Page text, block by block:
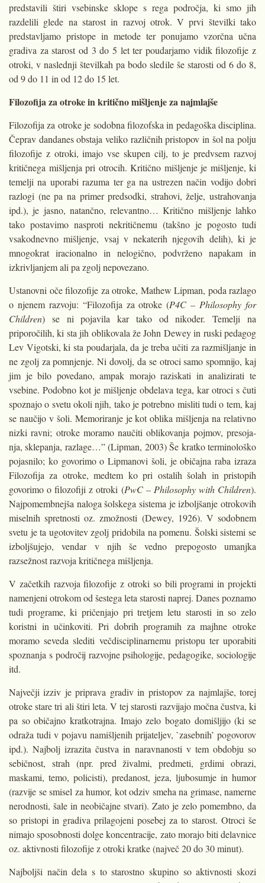
pred­stavili štiri vsebinske sklope s rega področja, ki smo jih
razdelili glede na starost in razvoj otrok. V prvi številki tako
predstavljamo pristope in metode ter ponujamo vzorčna učna
gradiva za starost od 3 do 5 let ter poudarjamo vidik filozofije z
otroki, v naslednji številkah pa bodo sledile še starosti od 6 do 8,
od 9 do 11 in od 12 do 15 let.
Filozofija za otroke in kritično mišljenje za najmlajše
Filozofija za otroke je sodobna filozofska in pedagoška disciplina.
Čeprav dandanes obstaja veliko različ­nih pristopov in šol na polju
filozofije z otroki, imajo vse skupen cilj, to je predvsem razvoj
kritičnega mišljenja pri otrocih. Kritično mišljenje je mi­šljenje, ki
temelji na uporabi razuma ter ga na ustrezen način vodijo dobri
razlogi (ne pa na primer predsodki, strahovi, želje, ustrahovanja
ipd.), je jasno, natančno, relevantno… Kritično mišljenje lahko
tako postavimo nasproti nekritičnemu (takšno je pogosto tudi
vsakodnevno mišljenje, vsaj v nekaterih njegovih delih), ki je
mnogokrat iracionalno in nelogično, podvrženo napakam in
izkrivljanjem ali pa zgolj nepovezano.
Ustanovni oče filozofije za otro­ke, Mathew Lipman, poda razlago
o njenem razvoju: “Filozofija za otro­ke (P4C – Philosophy for
Children) se ni pojavila kar tako od nikoder. Temelji na
priporočilih, ki sta jih oblikovala že John Dewey in ruski pedagog
Lev Vigotski, ki sta poudarjala, da je treba učiti za razmišljanje in
ne zgolj za po­mnjenje. Ni dovolj, da se otroci samo spomnijo, kaj
jim je bilo povedano, ampak morajo raziskati in analizirati te
vsebine. Podobno kot je mišljenje obdelava tega, kar otroci s čuti
spoznajo o svetu okoli njih, tako je potrebno misliti tudi o tem, kaj
se naučijo v šoli. Memoriranje je kot oblika mišljenja na relativno
nizki ravni; otroke moramo naučiti oblikovanja pojmov, presoja­
nja, sklepanja, razlage…” (Lipman, 2003) Še kratko terminološko
poja­snilo; ko govorimo o Lipmanovi šoli, je običajna raba izraza
Filozofija za otroke, medtem ko pri ostalih šolah in pristopih
govorimo o filozofiji z otroki (PwC – Philosophy with Children).
Najpomembnejša naloga šolskega sis­tema je izboljšanje otrokovih
misel­nih spretnosti oz. zmožnosti (Dewey, 1926). V sodobnem
svetu je ta ugotovi­tev zgolj pridobila na pomenu. Šolski sistemi se
izboljšujejo, vendar v njih še vedno prepogosto umanjka
razsežnost razvoja kritičnega mišljenja.
V začetkih razvoja filozofije z otroki so bili programi in projekti
namenje­ni otrokom od šestega leta starosti naprej. Danes po­znamo
tudi programe, ki pričenjajo pri tretjem letu starosti in so zelo
koristni in učinkoviti. Pri dobrih programih za majhne otro­ke
moramo seveda slediti večdisciplinarnemu pristo­pu ter uporabiti
spoznanja s področij razvojne psiho­logije, pedagogike, socio­logije
itd.
Največji izziv je priprava gradiv in pristopov za naj­mlajše, torej
otroke stare tri ali štiri leta. V tej staro­sti razvijajo močna čustva, ki
pa so običajno kratko­trajna. Imajo zelo bogato domišljijo (ki se
odraža tudi v pojavu namišljenih prijateljev, `zasebnih’ pogo­vorov
ipd.). Najbolj izrazi­ta čustva in naravnanosti v tem obdobju so
sebičnost, strah (npr. pred živalmi, predmeti, grdimi obrazi,
maskami, temo, policisti), predanost, jeza, ljubosumje in humor
(razvije se smisel za humor, kot odziv smeha na grimase, namerne
nerodno­sti, šale in neobičajne stvari). Zato je zelo pomembno, da
so pristopi in gradiva prilagojeni posebej za to starost. Otroci še
nimajo sposobnosti dolge koncentracije, zato morajo biti delav­nice
oz. aktivnosti filozofije z otroki kratke (največ 20 do 30 minut).
Najboljši način dela s to starostno skupino so aktivnosti skozi